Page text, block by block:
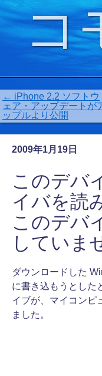
コ
← iPhone 2.2 ソフトウ
ェア・アップデートが
ップルより公開
2009年1月19日
このデバ
イバを読
このデバ
していま
ダウンロードした
に書き込もうとした
イブが、マイコンピ
ました。